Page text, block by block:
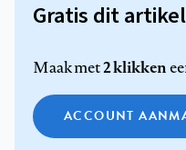
Gratis dit
Maak met2 klikken
ACCOUNT